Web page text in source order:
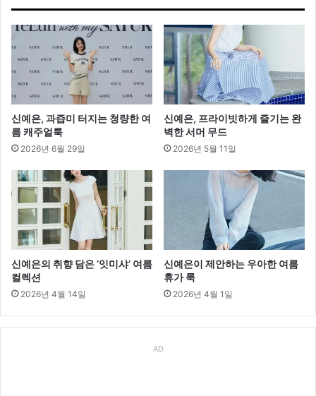
신예은, 과즙미 터지는 청량한 여
름 캐주얼룩
2026년 6월 29일
신예은, 프라이빗하게 즐기는 완
벽한 서머 무드
2026년 5월 11일
신예은의 취향 담은 ‘잇미샤’ 여름
컬렉션
2026년 4월 14일
신예은이 제안하는 우아한 여름
휴가 룩
2026년 4월 1일
AD